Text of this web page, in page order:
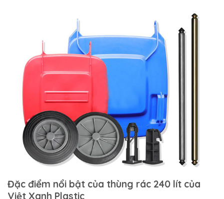
Đặc điểm nổi bật của thùng rác 240 lít của
Việt Xanh Plastic